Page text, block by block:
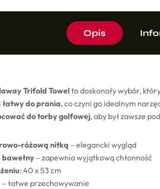
Opis
Trifold Towelto doskonały wybór,
i łatwy do prania, co czyni go idealnym
do torby golfowej, aby był zawsze
różową nitką – elegancki wygląd
bawełny – zapewnia wyjątkową chłonność
: 40 x 53 cm
– łatwe przechowywanie